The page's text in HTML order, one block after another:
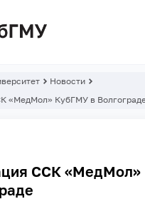
Новости
«МедМол» КубГМУ в
ССК «МедМол»